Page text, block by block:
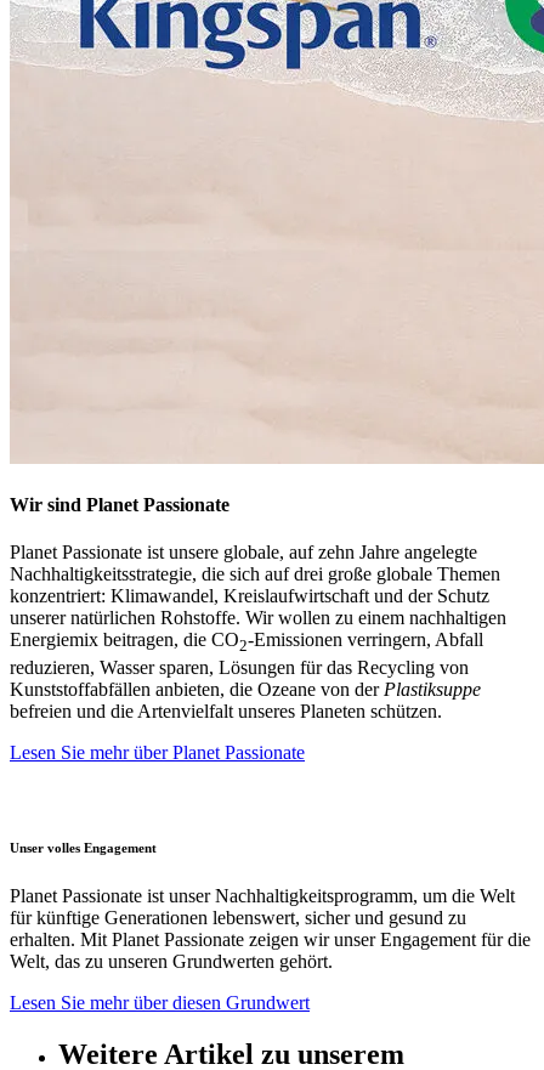
Wir sind Planet Passionate
Planet Passionate ist unsere globale, auf zehn Jahre angelegte
Nachhaltigkeitsstrategie, die sich auf drei große globale Themen
konzentriert: Klimawandel, Kreislaufwirtschaft und der Schutz
unserer natürlichen Rohstoffe. Wir wollen zu einem nachhaltigen
Energiemix beitragen, die CO2-Emissionen verringern, Abfall
reduzieren, Wasser sparen, Lösungen für das Recycling von
Kunststoffabfällen anbieten, die Ozeane von der Plastiksuppe
befreien und die Artenvielfalt unseres Planeten schützen.
Lesen Sie mehr über Planet Passionate
Unser volles Engagement
Planet Passionate ist unser Nachhaltigkeitsprogramm, um die Welt
für künftige Generationen lebenswert, sicher und gesund zu
erhalten. Mit Planet Passionate zeigen wir unser Engagement für die
Welt, das zu unseren Grundwerten gehört.
Lesen Sie mehr über diesen Grundwert
Weitere Artikel zu unserem